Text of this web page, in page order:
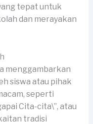
tepat untuk
dan merayakan
menggambarkan
siswa atau pihak
seperti
Cita-cita\”, atau
tradisi